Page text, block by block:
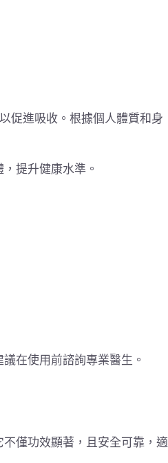
促進吸收。根據個人體質和身
提升健康水準。
在使用前諮詢專業醫生。
僅功效顯著，且安全可靠，適